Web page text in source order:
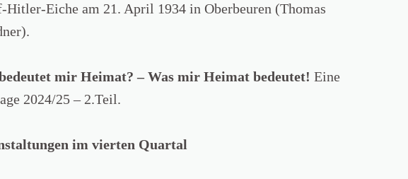
Hitler-Eiche am 21. April 1934 in Oberbeuren (Thomas
mir Heimat? – Was mir Heimat bedeutet! Eine
2024/25 – 2.Teil.
im vierten Quartal